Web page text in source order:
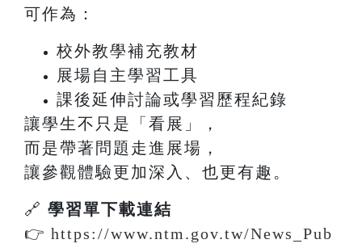
可作為：
校外教學補充教材
展場自主學習工具
課後延伸討論或學習歷程紀錄
讓學生不只是「看展」，
而是帶著問題走進展場，
讓參觀體驗更加深入、也更有趣。
🔗 學習單下載連結
👉 https://www.ntm.gov.tw/News_Pub